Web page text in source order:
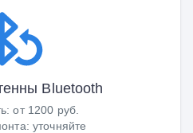
Bluetooth
:от 1200 руб.
: уточняйте